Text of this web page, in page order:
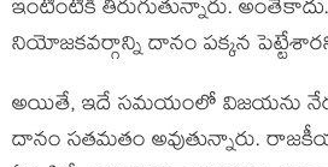
ఇంటింటికీ తిరుగుతున్నారు.
నియోజ‌క‌వ‌ర్గాన్ని దానం ప‌క్క‌న
అయితే, ఇదే స‌మ‌యంలో విజ‌య‌ను
దానం స‌త‌మ‌తం అవుతున్నారు.